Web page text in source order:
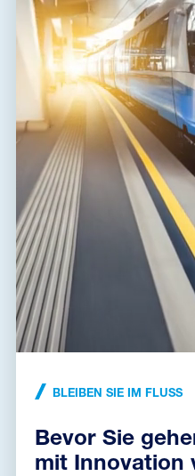
Max. Querschnitt für Litze
Schutzklasse
Betriebstemperaturbereich
(min/max)
nach Norm
ETIM-Klasse
Steckermodul
Zolltarifnummer
EAN
Dateien zum Download
BLEIBEN SIE IM FLUSS
Bevor Sie
mit Innovation